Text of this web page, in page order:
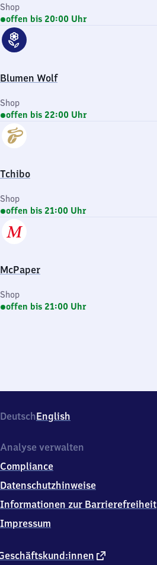
Shop
offen bis 20:00 Uhr
Blumen Wolf
Shop
offen bis 22:00 Uhr
Tchibo
Shop
offen bis 21:00 Uhr
McPaper
Shop
offen bis 21:00 Uhr
DeutschEnglish
externer
Analyse verwalten
Compliance
Datenschutzhinweise
Informationen zur Barrierefreiheit
Impressum